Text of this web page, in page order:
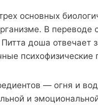
основных
В переводе
доша
психофизические
— огня и
и